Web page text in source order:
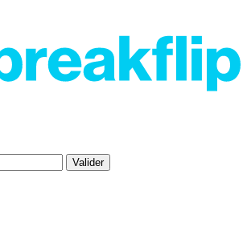
Valider